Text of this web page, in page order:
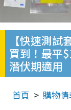
【快速測
買到！最平
潛伏期適用
首頁 購物情